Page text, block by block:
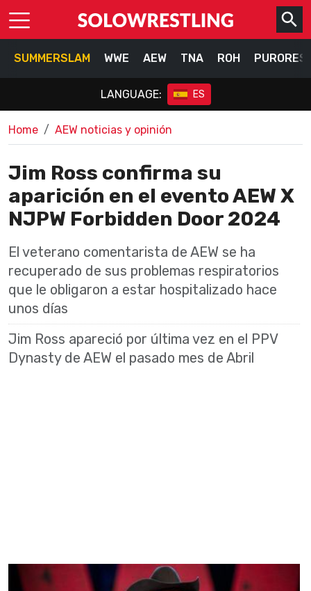
SUMMERSLAM WWE AEW TNA ROH
LANGUAGE: ES
Home AEW noticias y opinión
Jim Ross confirma su
aparición en el evento AEW X
NJPW Forbidden Door 2024
El veterano comentarista de AEW se ha
recuperado de sus problemas respiratorios
que le obligaron a estar hospitalizado hace
unos días
Jim Ross apareció por última vez en el PPV
Dynasty de AEW el pasado mes de Abril